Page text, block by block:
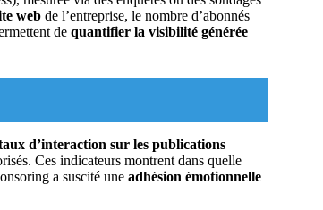
web de l’entreprise, le nombre d’abonnés
de quantifier la visibilité générée
d’interaction sur les publications
Ces indicateurs montrent dans quelle
a suscité une adhésion émotionnelle